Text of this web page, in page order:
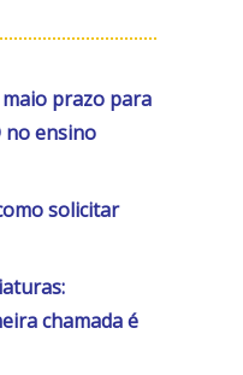
prazo para
no ensino
solicitar
chamada é